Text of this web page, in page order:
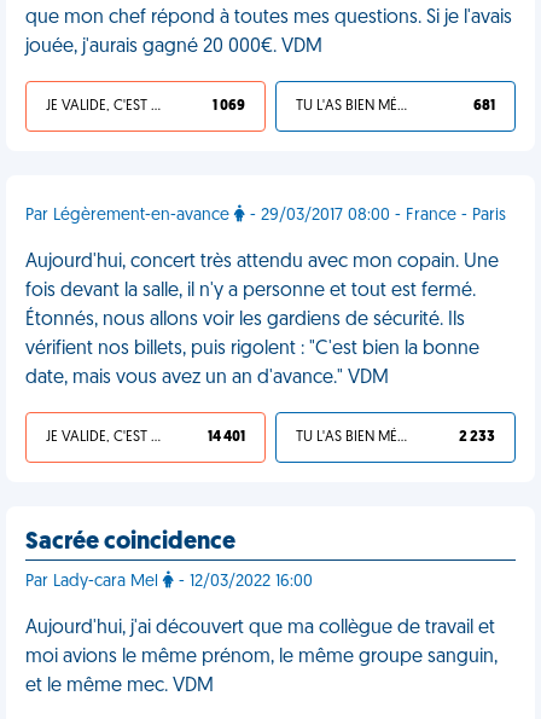
que mon chef répond à toutes mes questions. Si je l'avais
jouée, j'aurais gagné 20 000€. VDM
JE VALIDE, C'EST UNE VDM 1 069 TU L'AS BIEN MÉRITÉ 681
Par Légèrement-en-avance - 29/03/2017 08:00 - France - Paris
Aujourd'hui, concert très attendu avec mon copain. Une
fois devant la salle, il n'y a personne et tout est fermé.
Étonnés, nous allons voir les gardiens de sécurité. Ils
vérifient nos billets, puis rigolent : "C'est bien la bonne
date, mais vous avez un an d'avance." VDM
JE VALIDE, C'EST UNE VDM 14 401 TU L'AS BIEN MÉRITÉ 2 233
Sacrée coincidence
Par Lady-cara Mel - 12/03/2022 16:00
Aujourd'hui, j'ai découvert que ma collègue de travail et
moi avions le même prénom, le même groupe sanguin,
et le même mec. VDM